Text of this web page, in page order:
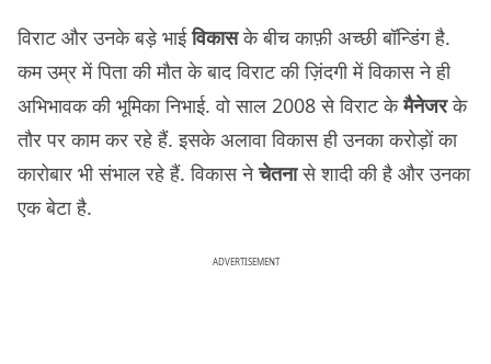
विराट और उनके बड़े भाईविकासके बीच काफ़ी अच्छी बॉन्डिंग है.
कम उम्र में पिता की मौत के बाद विराट की ज़िंदगी में विकास ने ही
अभिभावक की भूमिका निभाई. वो साल 2008 से विराट केमैनेजरके
तौर पर काम कर रहे हैं. इसके अलावा विकास ही उनका करोड़ों का
कारोबार भी संभाल रहे हैं. विकास नेचेतनासे शादी की है और उनका
एक बेटा है.
ADVERTISEMENT